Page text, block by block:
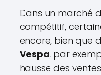
Dans un marché
compétitif,
encore, bien que
Vespa, par
hausse des